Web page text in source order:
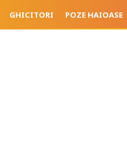
GHICITORI POZE HAIOASE